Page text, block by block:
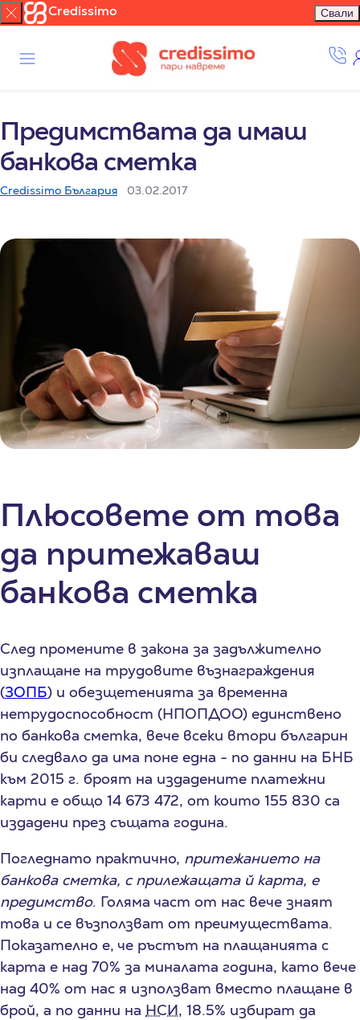
Credissimo Свали
Предимствата да имаш
банкова сметка
Credissimo България 03.02.2017
Плюсовете от това
да притежаваш
банкова сметка
След промените в закона за задължително
изплащане на трудовите възнаграждения
(ЗОПБ) и обезщетенията за временна
нетрудоспособност (НПОПДОО) единствено
по банкова сметка, вече всеки втори българин
би следвало да има поне една - по данни на БНБ
към 2015 г. броят на издадените платежни
карти е общо 14 673 472, от които 155 830 са
издадени през същата година.
Погледнато практично, притежанието на
банкова сметка, с прилежащата й карта, е
предимство. Голяма част от нас вече знаят
това и се възползват от преимуществата.
Показателно е, че ръстът на плащанията с
карта е над 70% за миналата година, като вече
над 40% от нас я използват вместо плащане в
брой, а по данни на НСИ, 18.5% избират да